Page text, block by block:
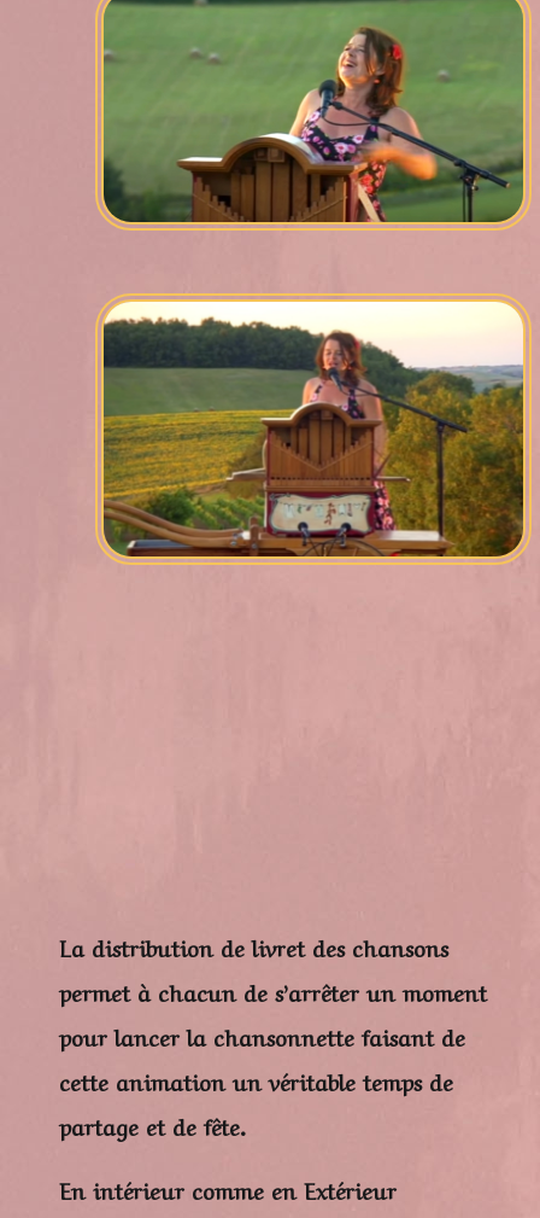
La distribution de livret des chansons
permet à chacun de s’arrêter un moment
pour lancer la chansonnette faisant de
cette animation un véritable temps de
partage et de fête.
En intérieur comme en Extérieur